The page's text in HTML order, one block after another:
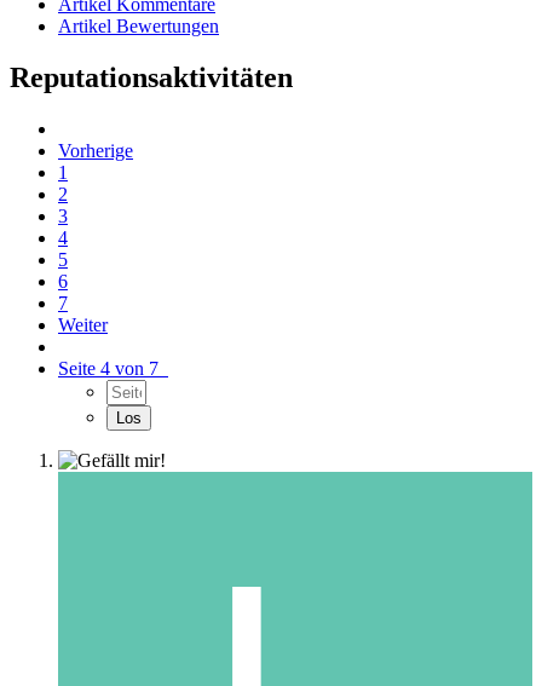
Artikel Kommentare
Artikel Bewertungen
Reputationsaktivitäten
Vorherige
1
2
3
4
5
6
7
Weiter
Seite 4 von 7